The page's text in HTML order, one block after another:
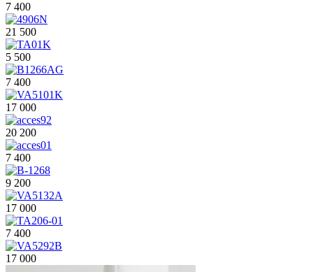
7 400
21 500
5 500
7 400
17 000
20 200
7 400
9 200
17 000
7 400
17 000